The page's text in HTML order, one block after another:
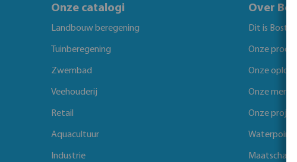
Onze catalogi
Landbouw beregening
Tuinberegening
Zwembad
Veehouderij
Retail
Aquacultuur
Industrie
Over
Dit is Bosta
Onze
Onze
Onze merken
Onze
Waterpoints